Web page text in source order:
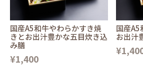
国産A5和牛やわらかすき焼
きとお出汁豊かな五目炊き込
み膳
¥1,400
国産A5
お出汁